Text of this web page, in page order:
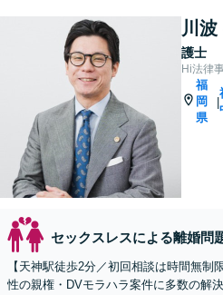
川波
護士
Hi法律
福
岡
県
|
セックスレスによる離婚問
【天神駅徒歩2分／初回相談は時間無制
性の親権・DVモラハラ案件に多数の解